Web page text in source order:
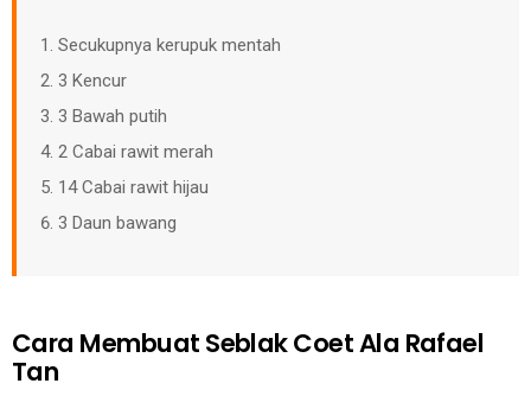
Secukupnya kerupuk mentah
3 Kencur
3 Bawah putih
2 Cabai rawit merah
14 Cabai rawit hijau
3 Daun bawang
Cara Membuat Seblak Coet Ala Rafael
Tan